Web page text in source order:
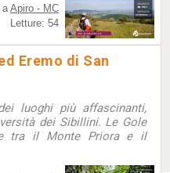
aApiro - MC
Letture: 54
Eremo di San
luoghi più affascinanti,
dei Sibillini. Le Gole
tra il Monte Priora e il